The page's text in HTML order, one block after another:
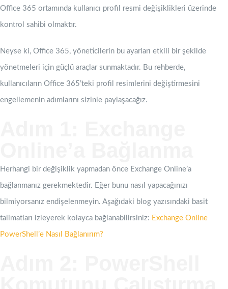
Office 365 ortamında kullanıcı profil resmi değişiklikleri üzerinde
kontrol sahibi olmaktır.
Neyse ki, Office 365, yöneticilerin bu ayarları etkili bir şekilde
yönetmeleri için güçlü araçlar sunmaktadır. Bu rehberde,
kullanıcıların Office 365’teki profil resimlerini değiştirmesini
engellemenin adımlarını sizinle paylaşacağız.
Herhangi bir değişiklik yapmadan önce Exchange Online’a
bağlanmanız gerekmektedir. Eğer bunu nasıl yapacağınızı
bilmiyorsanız endişelenmeyin. Aşağıdaki blog yazısındaki basit
talimatları izleyerek kolayca bağlanabilirsiniz: Exchange Online
PowerShell’e Nasıl Bağlanırım?